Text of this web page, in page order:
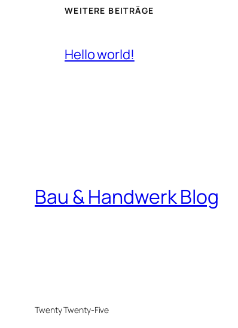
WEITERE BEITRÄGE
Hello world!
Bau & Handwerk Blog
Twenty Twenty-Five